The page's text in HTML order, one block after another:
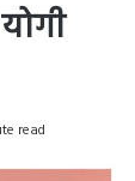
read